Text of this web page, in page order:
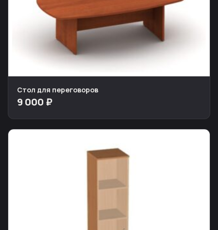
Стол для переговоров
9 000 ₽